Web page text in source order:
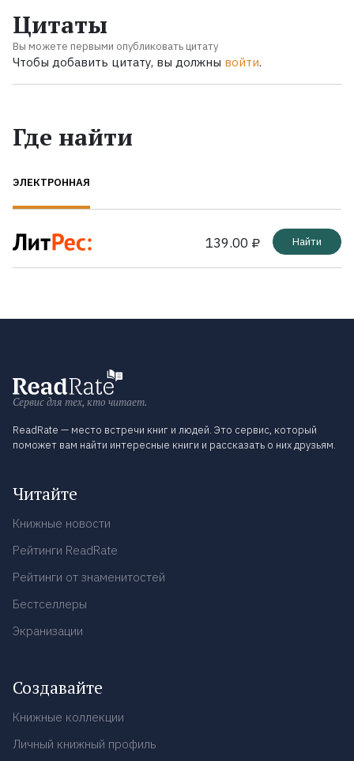
Цитаты
Вы можете первыми опубликовать цитату
Чтобы добавить цитату, вы должны войти.
Где найти
ЭЛЕКТРОННАЯ
139.00 ₽ Найти
Сервис для тех, кто читает.
ReadRate — место встречи книг и людей. Это сервис, который
поможет вам найти интересные книги и рассказать о них друзьям.
Читайте
Книжные новости
Рейтинги ReadRate
Рейтинги от знаменитостей
Бестселлеры
Экранизации
Создавайте
Книжные коллекции
Личный книжный профиль